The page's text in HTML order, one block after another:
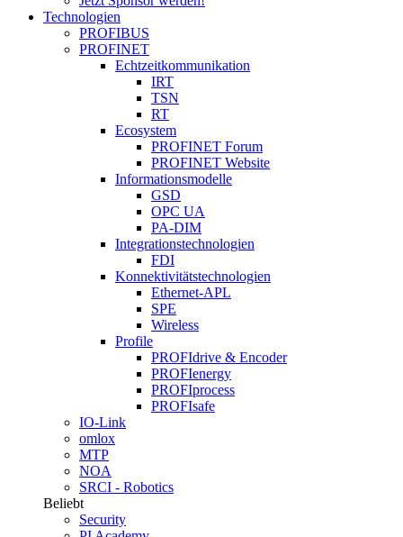
Technologien
PROFIBUS
PROFINET
Echtzeitkommunikation
IRT
TSN
RT
Ecosystem
PROFINET Forum
PROFINET Website
Informationsmodelle
GSD
OPC UA
PA-DIM
Integrationstechnologien
FDI
Konnektivitätstechnologien
Ethernet-APL
SPE
Wireless
Profile
PROFIdrive & Encoder
PROFIenergy
PROFIprocess
PROFIsafe
IO-Link
omlox
MTP
NOA
SRCI - Robotics
Beliebt
Security